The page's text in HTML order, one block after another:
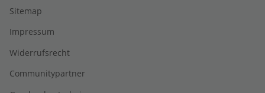
Sitemap
Impressum
Widerrufsrecht
Communitypartner